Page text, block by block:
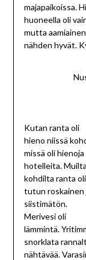
majapaikoissa.
huoneella oli
mutta
nähden hyvät.
Kutan ranta oli
hieno niissä
missä oli hienoja
hotelleita. Muilta
kohdilta ranta oli
tutun roskainen
siistimätön.
Merivesi oli
lämmintä.
snorklata
nähtävää.